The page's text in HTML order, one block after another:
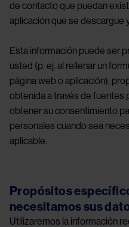
de contacto que puedan
aplicación que se descargue
Esta información puede ser
usted (p. ej. al rellenar un
página web o aplicación),
obtenida a través de fuentes
obtener su consentimiento
personales cuando sea
aplicable.
Propósitos
necesitamos sus
Utilizaremos la información